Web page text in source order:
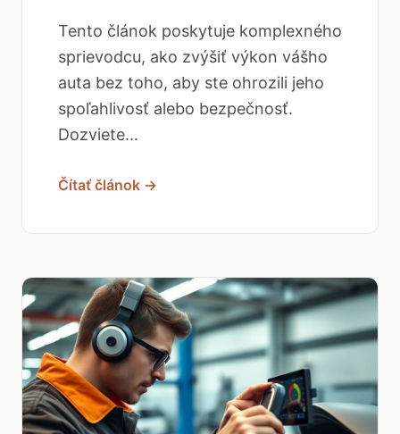
Tento článok poskytuje komplexného
sprievodcu, ako zvýšiť výkon vášho
auta bez toho, aby ste ohrozili jeho
spoľahlivosť alebo bezpečnosť.
Dozviete...
Čítať článok →